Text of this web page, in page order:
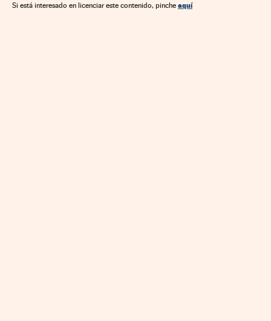
Si está interesado en licenciar este contenido, pinche aquí